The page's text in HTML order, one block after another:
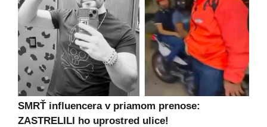
SMRŤ influencera v priamom prenose:
ZASTRELILI ho uprostred ulice!